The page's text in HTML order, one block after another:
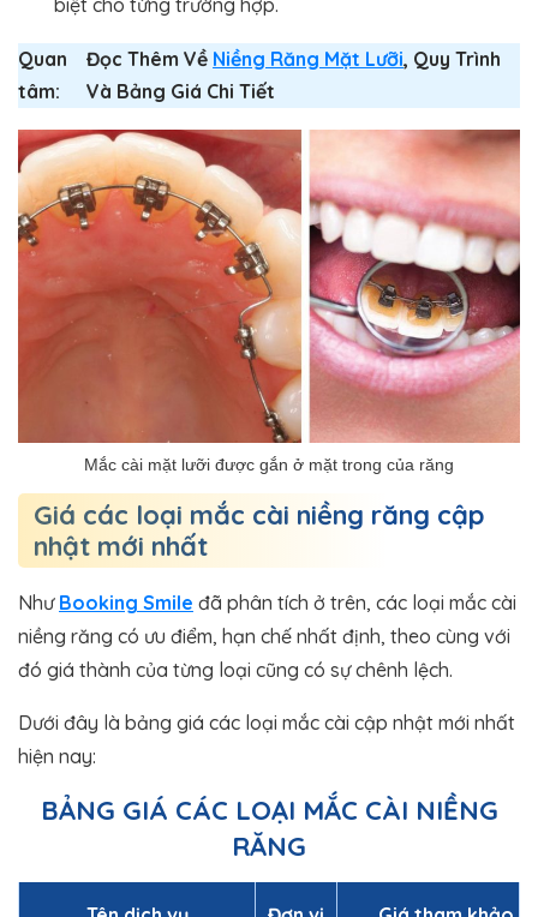
Quan
tâm:
Đọc Thêm Về Niềng Răng Mặt Lưỡi, Quy Trình
Và Bảng Giá Chi Tiết
Mắc cài mặt lưỡi được gắn ở mặt trong của răng
Giá các loại mắc cài niềng răng cập
nhật mới nhất
Như Booking Smile đã phân tích ở trên, các loại mắc cài
niềng răng có ưu điểm, hạn chế nhất định, theo cùng với
đó giá thành của từng loại cũng có sự chênh lệch.
Dưới đây là bảng giá các loại mắc cài cập nhật mới nhất
hiện nay:
BẢNG GIÁ CÁC LOẠI MẮC CÀI NIỀNG
RĂNG